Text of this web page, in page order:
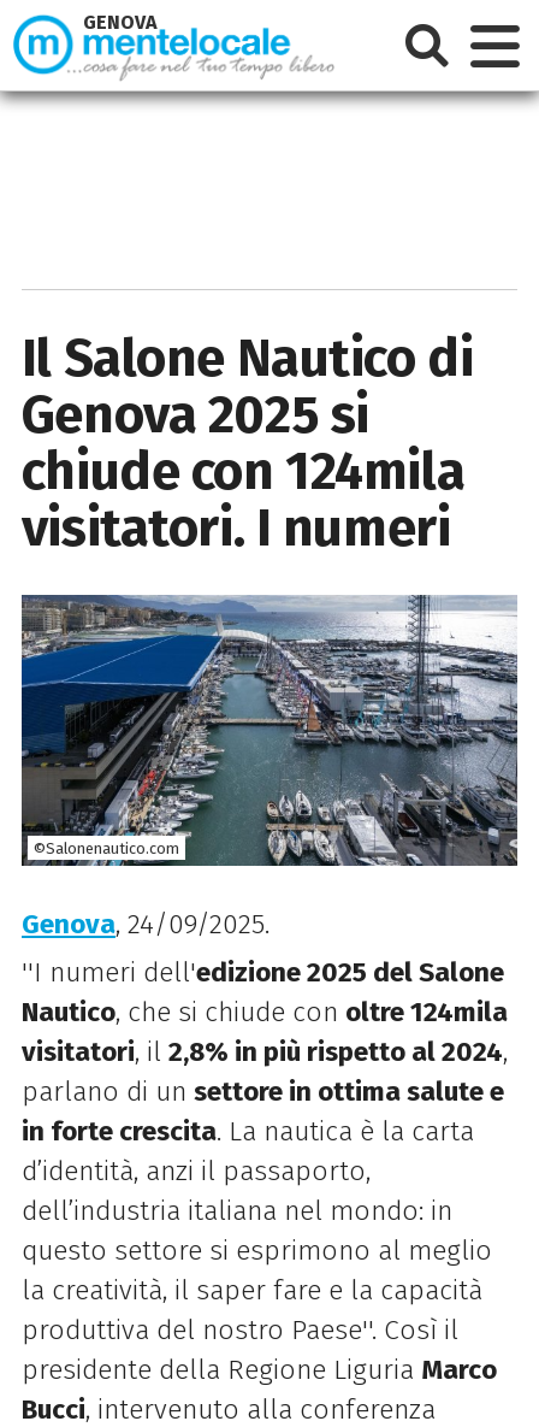
Il Salone Nautico di
Genova 2025 si
chiude con 124mila
visitatori. I numeri
©Salonenautico.com
Genova, 24/09/2025.
''I numeri dell'edizione 2025 del Salone
Nautico, che si chiude con oltre 124mila
visitatori, il 2,8% in più rispetto al 2024,
parlano di un settore in ottima salute e
in forte crescita. La nautica è la carta
d’identità, anzi il passaporto,
dell’industria italiana nel mondo: in
questo settore si esprimono al meglio
la creatività, il saper fare e la capacità
produttiva del nostro Paese''. Così il
presidente della Regione Liguria Marco
Bucci, intervenuto alla conferenza
GENOVA